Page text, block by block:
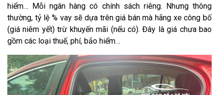
hiểm… Mỗi ngân hàng có chính sách riêng. Nhưng thông
thường, tỷ lệ % vay sẽ dựa trên giá bán mà hãng xe công bố
(giá niêm yết) trừ khuyến mãi (nếu có). Đây là giá chưa bao
gồm các loại thuế, phí, bảo hiểm…